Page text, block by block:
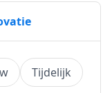
Tijdelijk